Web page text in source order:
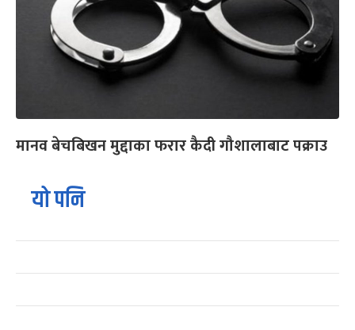
मानव बेचबिखन मुद्दाका फरार कैदी गौशालाबाट पक्राउ
यो पनि